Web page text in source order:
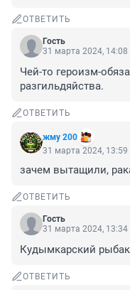
ОТВЕТИТЬ
Гость
31 марта 2024, 14:08
Чей-то героизм-
разгильдяйства.
ОТВЕТИТЬ
жму 200
31 марта 2024, 13:59
зачем вытащили,
ОТВЕТИТЬ
Гость
31 марта 2024, 13:34
Кудымкарский
ОТВЕТИТЬ